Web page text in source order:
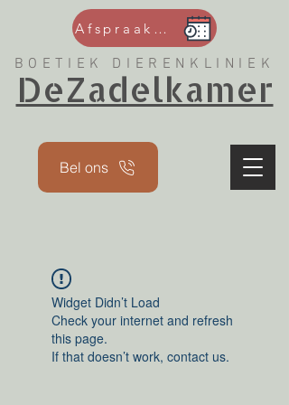
Bel ons
DeZadelkamer
BOETIEK DIERENKLINIEK
Afspraak maken
Widget Didn’t Load
Check your internet and refresh
this page.
If that doesn’t work, contact us.